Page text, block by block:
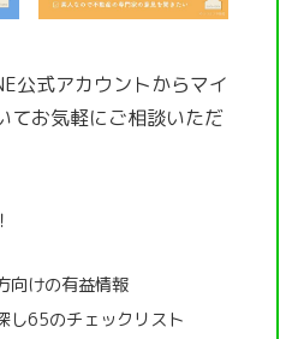
公式アカウントからマイ
てお気軽にご相談いただ
向けの有益情報
し65のチェックリスト